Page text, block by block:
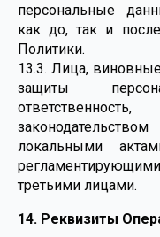
персональные
как до, так и
Политики.
13.3. Лица,
защиты
локальными
третьими лицами.
14. Реквизиты